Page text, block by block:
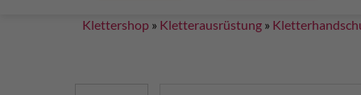
Klettershop » Kletterausrüstung »